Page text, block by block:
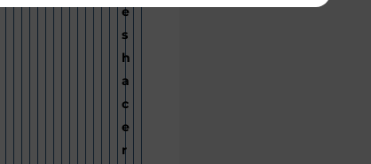
e
s
h
a
c
e
r